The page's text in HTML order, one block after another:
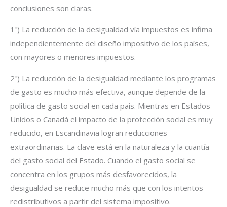
conclusiones son claras.
1º) La reducción de la desigualdad vía impuestos es ínfima
independientemente del diseño impositivo de los países,
con mayores o menores impuestos.
2º) La reducción de la desigualdad mediante los programas
de gasto es mucho más efectiva, aunque depende de la
política de gasto social en cada país. Mientras en Estados
Unidos o Canadá el impacto de la protección social es muy
reducido, en Escandinavia logran reducciones
extraordinarias. La clave está en la naturaleza y la cuantía
del gasto social del Estado. Cuando el gasto social se
concentra en los grupos más desfavorecidos, la
desigualdad se reduce mucho más que con los intentos
redistributivos a partir del sistema impositivo.